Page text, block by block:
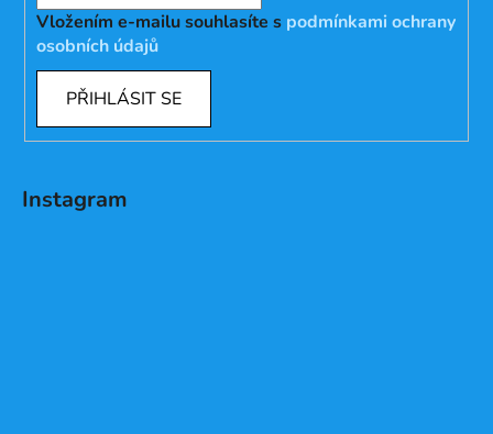
Vložením e-mailu souhlasíte s podmínkami ochrany
osobních údajů
PŘIHLÁSIT SE
Instagram